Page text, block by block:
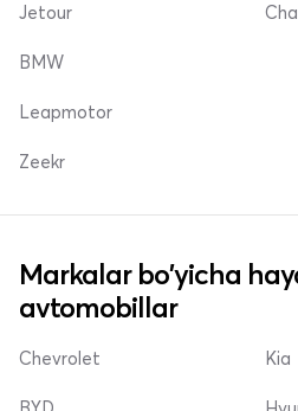
Jetour
BMW
Leapmotor
Zeekr
Markalar bo'yicha
avtomobillar
Chevrolet Kia